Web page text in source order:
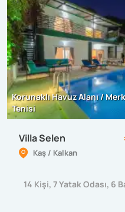
Korunaklı Havuz Alanı /
Tenisi
Villa Selen
Kaş / Kalkan
14 Kişi, 7Yatak Odası, 6